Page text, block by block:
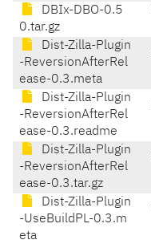
DBIx-DBO-0.5
0.tar.gz
Dist-Zilla-Plugin
-ReversionAfterRel
ease-0.3.meta
Dist-Zilla-Plugin
-ReversionAfterRel
ease-0.3.readme
Dist-Zilla-Plugin
-ReversionAfterRel
ease-0.3.tar.gz
Dist-Zilla-Plugin
-UseBuildPL-0.3.m
eta